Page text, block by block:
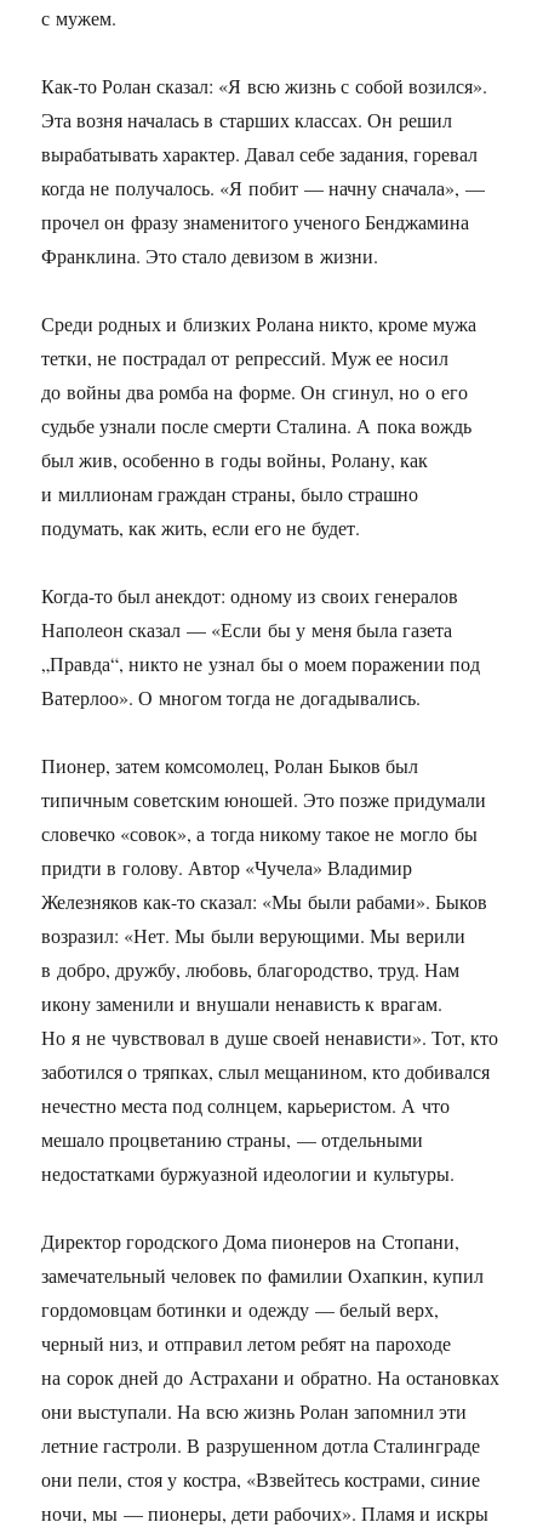
с мужем.
Как-то Ролан сказал: «Я всю жизнь с собой возился».
Эта возня началась в старших классах. Он решил
вырабатывать характер. Давал себе задания, горевал
когда не получалось. «Я побит — начну сначала», —
прочел он фразу знаменитого ученого Бенджамина
Франклина. Это стало девизом в жизни.
Среди родных и близких Ролана никто, кроме мужа
тетки, не пострадал от репрессий. Муж ее носил
до войны два ромба на форме. Он сгинул, но о его
судьбе узнали после смерти Сталина. А пока вождь
был жив, особенно в годы войны, Ролану, как
и миллионам граждан страны, было страшно
подумать, как жить, если его не будет.
Когда-то был анекдот: одному из своих генералов
Наполеон сказал — «Если бы у меня была газета
„Правда“, никто не узнал бы о моем поражении под
Ватерлоо». О многом тогда не догадывались.
Пионер, затем комсомолец, Ролан Быков был
типичным советским юношей. Это позже придумали
словечко «совок», а тогда никому такое не могло бы
придти в голову. Автор «Чучела» Владимир
Железняков как-то сказал: «Мы были рабами». Быков
возразил: «Нет. Мы были верующими. Мы верили
в добро, дружбу, любовь, благородство, труд. Нам
икону заменили и внушали ненависть к врагам.
Но я не чувствовал в душе своей ненависти». Тот, кто
заботился о тряпках, слыл мещанином, кто добивался
нечестно места под солнцем, карьеристом. А что
мешало процветанию страны, — отдельными
недостатками буржуазной идеологии и культуры.
Директор городского Дома пионеров на Стопани,
замечательный человек по фамилии Охапкин, купил
гордомовцам ботинки и одежду — белый верх,
черный низ, и отправил летом ребят на пароходе
на сорок дней до Астрахани и обратно. На остановках
они выступали. На всю жизнь Ролан запомнил эти
летние гастроли. В разрушенном дотла Сталинграде
они пели, стоя у костра, «Взвейтесь кострами, синие
ночи, мы — пионеры, дети рабочих». Пламя и искры